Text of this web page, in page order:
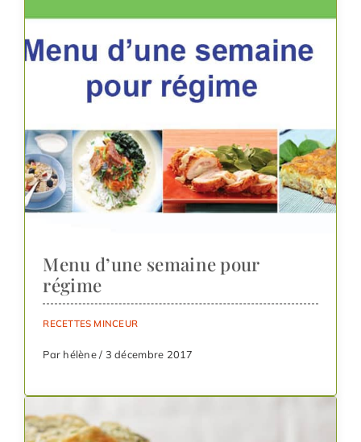
Menu d’une semaine pour
régime
RECETTES MINCEUR
Par hélène / 3 décembre 2017